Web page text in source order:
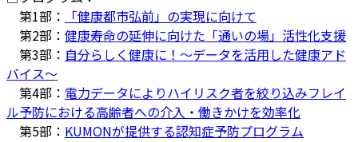
第1部：
「健康都市弘前」の実現に向けて
第2部： 健康寿命の延伸に向けた「通いの場」活性化支援
第3部： 自分らしく健康に！～データを活用した健康アド
バイス～
第4部： 電力データによりハイリスク者を絞り込みフレイ
ル予防における高齢者への介入・働きかけを効率化
第5部： KUMONが提供する認知症予防プログラム